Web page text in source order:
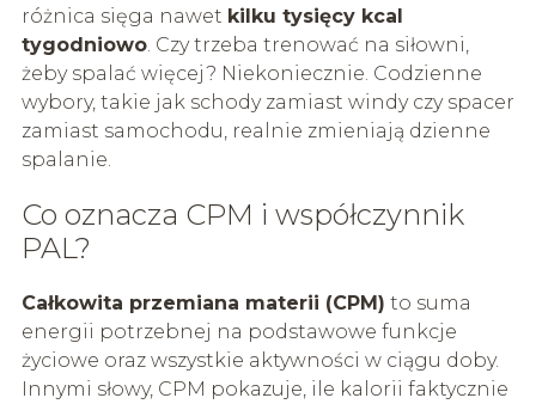
różnica sięga nawet kilku tysięcy kcal
tygodniowo. Czy trzeba trenować na siłowni,
żeby spalać więcej? Niekoniecznie. Codzienne
wybory, takie jak schody zamiast windy czy spacer
zamiast samochodu, realnie zmieniają dzienne
spalanie.
Co oznacza CPM i współczynnik
PAL?
Całkowita przemiana materii (CPM) to suma
energii potrzebnej na podstawowe funkcje
życiowe oraz wszystkie aktywności w ciągu doby.
Innymi słowy, CPM pokazuje, ile kalorii faktycznie